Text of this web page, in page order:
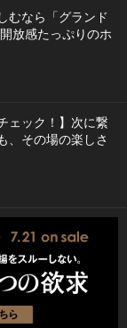
むなら「グランド
放感たっぷりのホ
ェック！】次に繋
、その場の楽しさ